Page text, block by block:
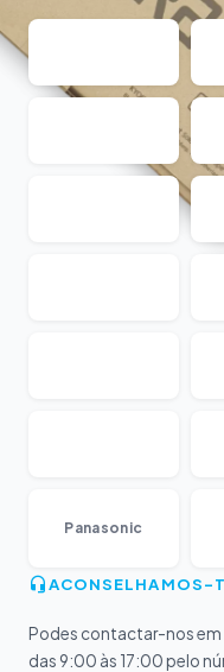
Panasonic
ACONSELHAMOS-
Podes contactar-nos em
das 9:00 às 17:00 pelo